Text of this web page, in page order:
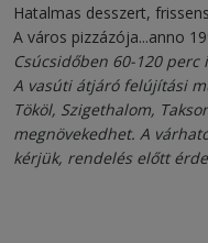
Hatalmas desszert,
A város pizzázója...anno
Csúcsidőben 60-120
A vasúti átjáró felújítási
Tököl, Szigethalom,
megnövekedhet. A
kérjük, rendelés előtt